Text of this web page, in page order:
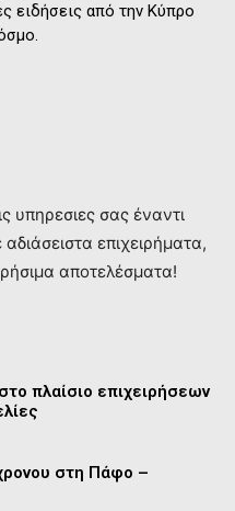
ειδήσεις από την Κύπρο
υπηρεσιες σας έναντι
επιχειρήματα,
αποτελέσματα!
πλαίσιο επιχειρήσεων
στη Πάφο –